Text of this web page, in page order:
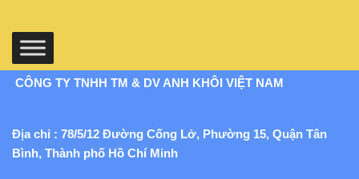
CÔNG TY TNHH TM & DV ANH KHÔI VIỆT NAM
Địa chỉ : 78/5/12 Đường Cống Lở, Phường 15, Quận Tân
Bình, Thành phố Hồ Chí Minh